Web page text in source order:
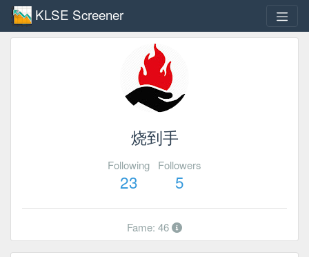
KLSE Screener
烧到手
Following
23
Followers
5
Fame: 46